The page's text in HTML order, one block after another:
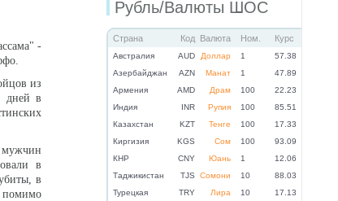
Рубль/Валюты ШОС
Страна Код Валюта Ном. Курс
Австралия AUD Доллар 1
57.38
Азербайджан
AZN Манат 1
47.89
Армения
AMD Драм 100
22.23
Индия
INR Рупия 100
85.51
Казахстан
KZT Тенге 100
17.33
Киргизия
KGS Сом 100
93.09
КНР
CNY Юань 1
12.06
Таджикистан
TJS Сомони 10
88.03
Турецкая
TRY Лира 10
17.13
-
из
дней в
мужчин
в
в
помимо